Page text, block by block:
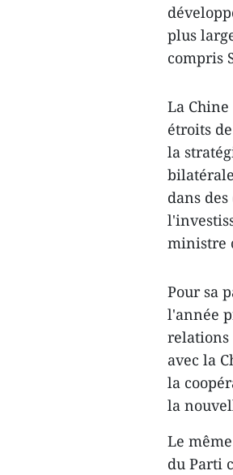
plus
compris
La
étroits
la
dans
ministre
Pour sa
l'année
relations
avec la
la
la
Le
du Parti